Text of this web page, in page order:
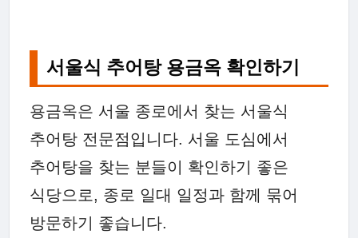
서울식 추어탕 용금옥 확인하기
용금옥은 서울 종로에서 찾는 서울식
추어탕 전문점입니다. 서울 도심에서
추어탕을 찾는 분들이 확인하기 좋은
식당으로, 종로 일대 일정과 함께 묶어
방문하기 좋습니다.